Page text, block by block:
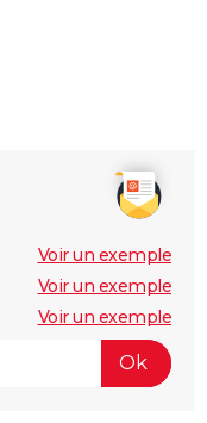
Voir un exemple
Voir un exemple
Voir un exemple